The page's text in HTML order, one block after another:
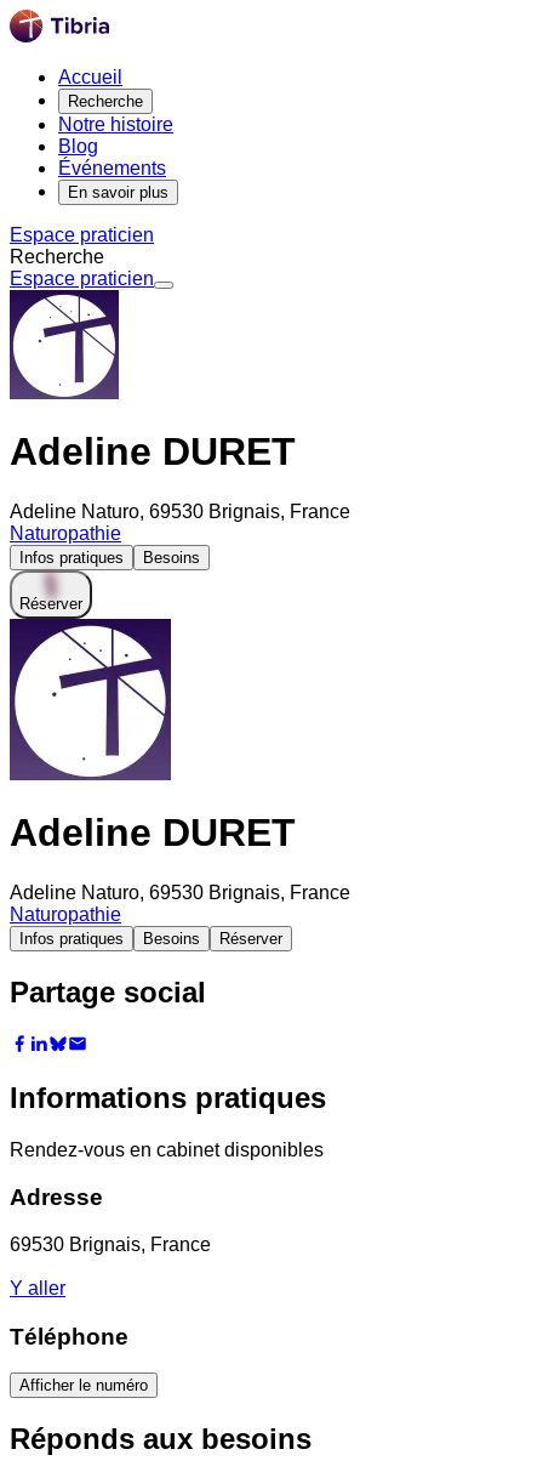
Accueil
Recherche
Notre histoire
Blog
Événements
En savoir plus
Espace praticien
Recherche
Espace praticien
Adeline DURET
Adeline Naturo, 69530 Brignais, France
Naturopathie
Infos pratiques Besoins
Réserver
Adeline DURET
Adeline Naturo, 69530 Brignais, France
Naturopathie
Infos pratiques Besoins Réserver
Partage social
Informations pratiques
Rendez-vous en cabinet disponibles
Adresse
69530 Brignais, France
Y aller
Téléphone
Afficher le numéro
Réponds aux besoins